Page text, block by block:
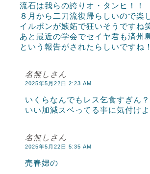
流石は我らの誇りオ・タンヒ！！
８月から二刀流復帰らしいので楽
イルポンが嫉妬で狂いそうですね
あと最近の学会でセイヤ君も済州
という報告がされたらしいですね
名無しさん
2025年5月22日 2:23 AM
いくらなんでもレス乞食すぎん？
いい加減スベってる事に気付けよ
名無しさん
2025年5月22日 5:35 AM
売春婦の